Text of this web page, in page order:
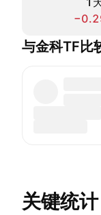
与金科TF比
关键统计